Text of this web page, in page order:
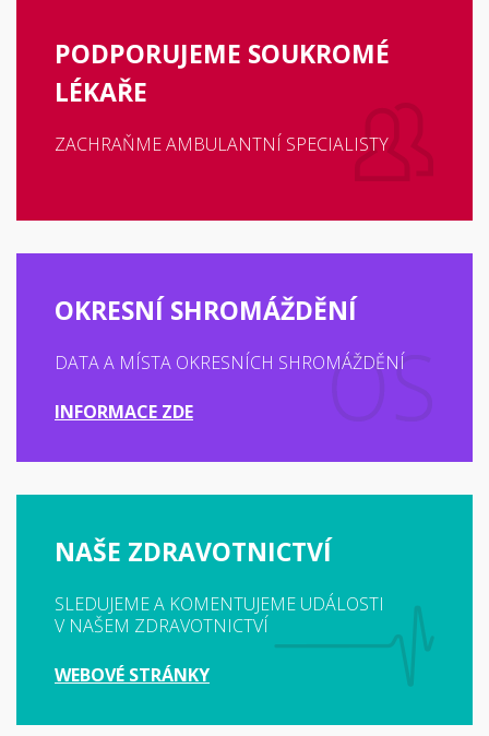
PODPORUJEME SOUKROMÉ
LÉKAŘE
ZACHRAŇME AMBULANTNÍ SPECIALISTY
OKRESNÍ SHROMÁŽDĚNÍ
DATA A MÍSTA OKRESNÍCH SHROMÁŽDĚNÍ
INFORMACE ZDE
NAŠE ZDRAVOTNICTVÍ
SLEDUJEME A KOMENTUJEME UDÁLOSTI
V NAŠEM ZDRAVOTNICTVÍ
WEBOVÉ STRÁNKY